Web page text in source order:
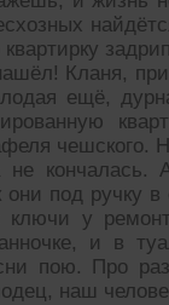
Кланя,
ещё,
чешского.
кончалась.
под ручку в
у
и в
пою. Про
наш